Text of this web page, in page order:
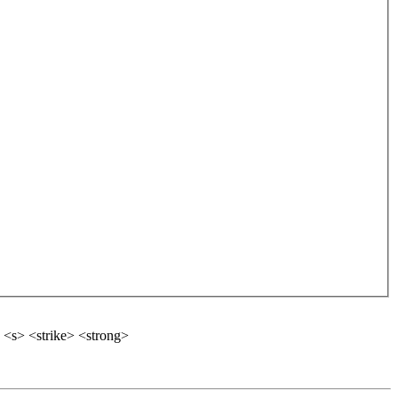
<strike> <strong>